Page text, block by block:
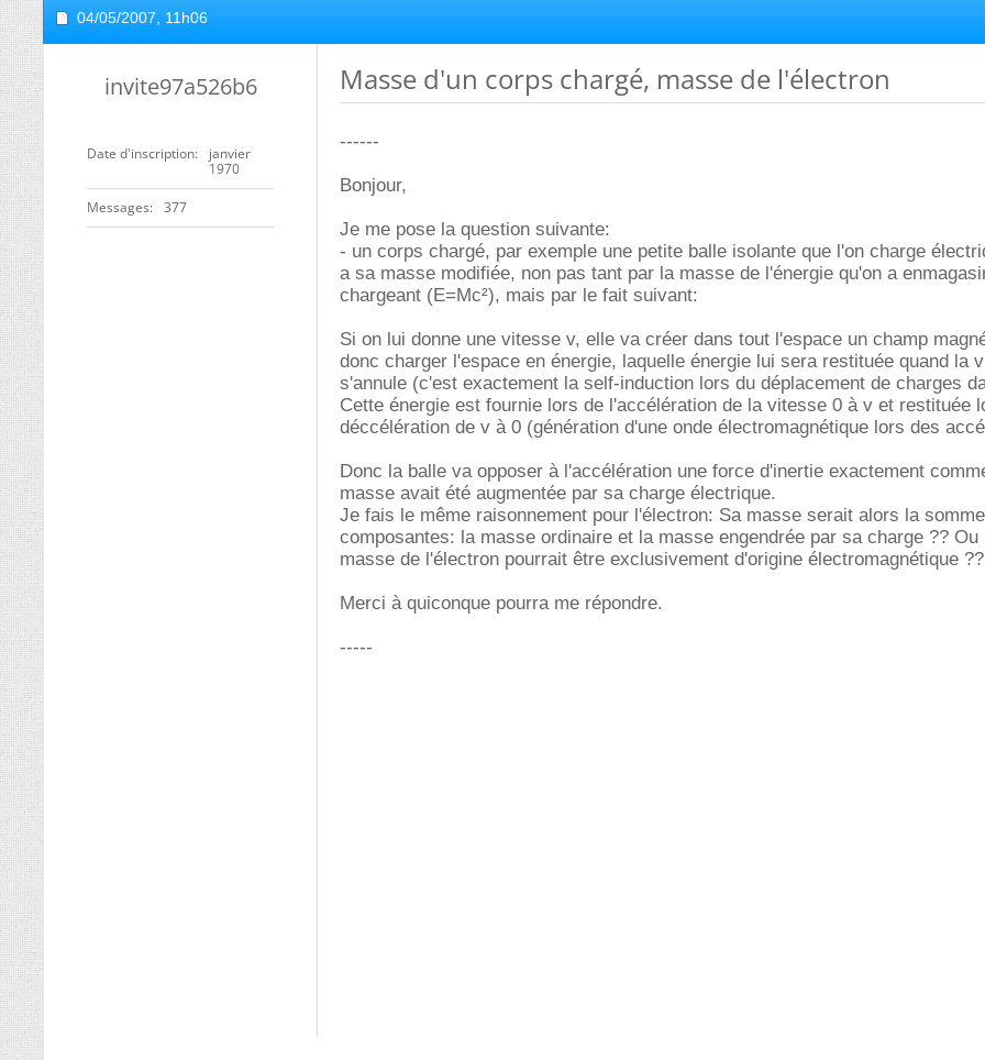
04/05/2007, 11h06
invite97a526b6
Date d'inscription
janvier
1970
Messages 377
Masse d'un corps chargé, masse de l'électron
------
Bonjour,
Je me pose la question suivante:
- un corps chargé, par exemple une petite balle isolante que l'on charge
a sa masse modifiée, non pas tant par la masse de l'énergie qu'on a
chargeant (E=Mc²), mais par le fait suivant:
Si on lui donne une vitesse v, elle va créer dans tout l'espace un champ
donc charger l'espace en énergie, laquelle énergie lui sera restituée quand la
s'annule (c'est exactement la self-induction lors du déplacement de charges
Cette énergie est fournie lors de l'accélération de la vitesse 0 à v et restituée
déccélération de v à 0 (génération d'une onde électromagnétique lors des
Donc la balle va opposer à l'accélération une force d'inertie exactement
masse avait été augmentée par sa charge électrique.
Je fais le même raisonnement pour l'électron: Sa masse serait alors la
composantes: la masse ordinaire et la masse engendrée par sa charge ?? Ou
masse de l'électron pourrait être exclusivement d'origine électromagnétique ??
Merci à quiconque pourra me répondre.
-----